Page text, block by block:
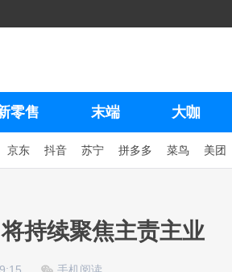
零售 末端 大咖
京东 抖音 苏宁 拼多多 菜鸟 美团
持续聚焦主责主业